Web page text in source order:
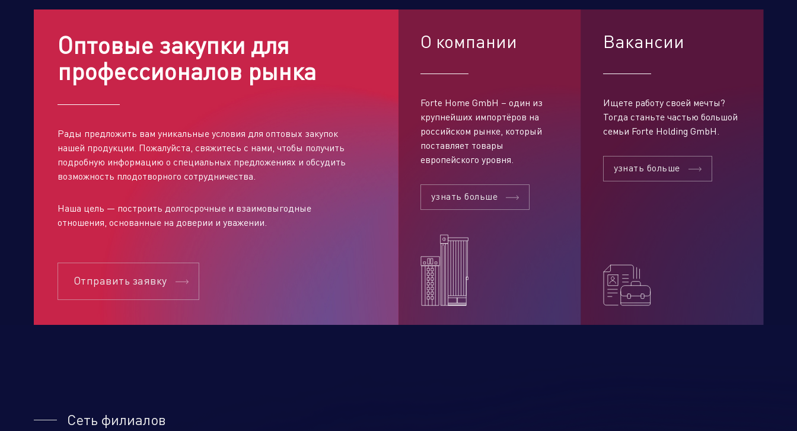
Оптовые закупки для
профессионалов рынка
Рады предложить вам уникальные условия для оптовых закупок
нашей продукции. Пожалуйста, свяжитесь с нами, чтобы получить
подробную информацию о специальных предложениях и обсудить
возможность плодотворного сотрудничества.
Наша цель — построить долгосрочные и взаимовыгодные
отношения, основанные на доверии и уважении.
Отправить заявку
О компании
Forte Home GmbH – один из
крупнейших импортёров на
российском рынке, который
поставляет товары
европейского уровня.
узнать больше
Вакансии
Ищете работу своей мечты?
Тогда станьте частью большой
семьи Forte Holding GmbH.
узнать больше
Сеть филиалов